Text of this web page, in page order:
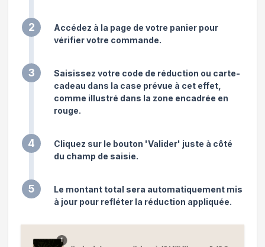
2
Accédez à la page de votre panier pour
vérifier votre commande.
3
Saisissez votre code de réduction ou carte-
cadeau dans la case prévue à cet effet,
comme illustré dans la zone encadrée en
rouge.
4
Cliquez sur le bouton 'Valider' juste à côté
du champ de saisie.
5
Le montant total sera automatiquement mis
à jour pour refléter la réduction appliquée.